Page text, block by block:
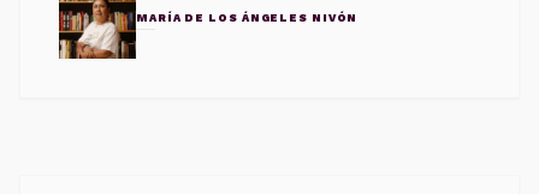
MARÍA DE LOS ÁNGELES NIVÓN